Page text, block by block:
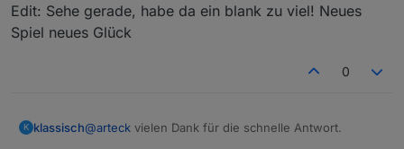
Edit: Sehe gerade, habe da ein blank zu viel! Neues
Spiel neues Glück
0
K klassisch@arteck vielen Dank für die schnelle Antwort.